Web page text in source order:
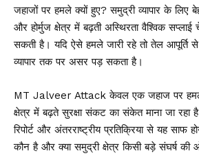
जहाजों पर हमले क्यों हुए? समुद्री व्यापार के लिए
और होर्मुज क्षेत्र में बढ़ती अस्थिरता वैश्विक
सकती है। यदि ऐसे हमले जारी रहे तो तेल आपूर्ति
व्यापार तक पर असर पड़ सकता है।
MT Jalveer Attack केवल एक जहाज पर
क्षेत्र में बढ़ते सुरक्षा संकट का संकेत माना जा रहा
रिपोर्ट और अंतरराष्ट्रीय प्रतिक्रिया से यह साफ
कौन है और क्या समुद्री क्षेत्र किसी बड़े संघर्ष की